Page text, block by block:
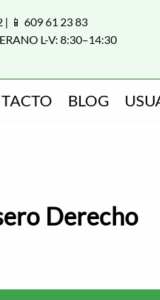
| 📱 609 61 23 83
L-V: 8:30–14:30
BLOG
Derecho